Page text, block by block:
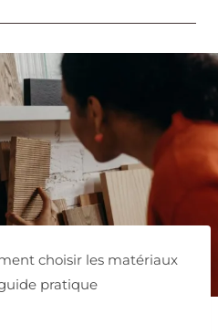
choisir les matériaux
pratique